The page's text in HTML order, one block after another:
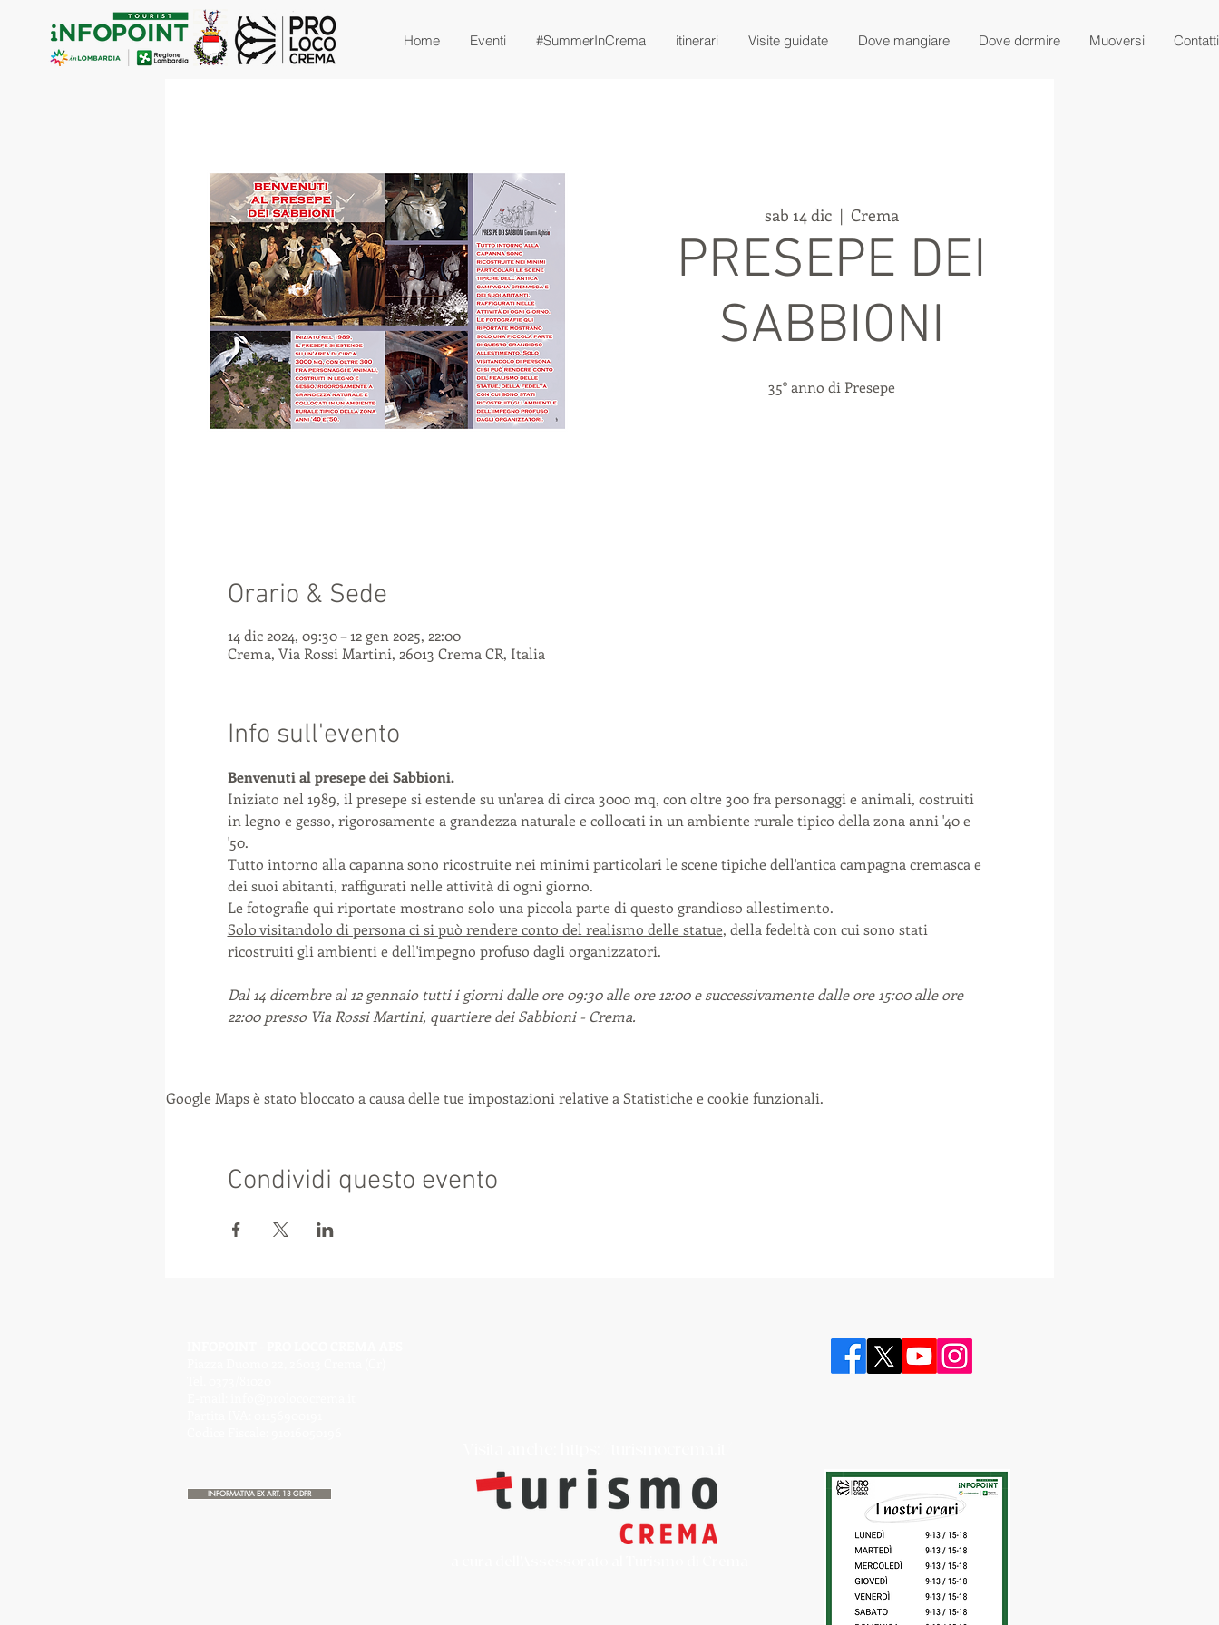
Home Eventi #SummerInCrema itinerari Visite guidate Dove mangiare Dove dormire Muoversi Contatti
sab 14 dic
  |
Crema
PRESEPE DEI
SABBIONI
35° anno di Presepe
Orario & Sede
14 dic 2024, 09:30 – 12 gen 2025, 22:00
Crema, Via Rossi Martini, 26013 Crema CR, Italia
Info sull'evento
Benvenuti al presepe dei Sabbioni.
Iniziato nel 1989, il presepe si estende su un'area di circa 3000 mq, con oltre 300 fra personaggi e animali, costruiti
in legno e gesso, rigorosamente a grandezza naturale e collocati in un ambiente rurale tipico della zona anni '40 e
'50.
Tutto intorno alla capanna sono ricostruite nei minimi particolari le scene tipiche dell'antica campagna cremasca e
dei suoi abitanti, raffigurati nelle attività di ogni giorno.
Le fotografie qui riportate mostrano solo una piccola parte di questo grandioso allestimento.
Solo visitandolo di persona ci si può rendere conto del realismo delle statue, della fedeltà con cui sono stati
ricostruiti gli ambienti e dell'impegno profuso dagli organizzatori.
Dal 14 dicembre al 12 gennaio tutti i giorni dalle ore 09:30 alle ore 12:00 e successivamente dalle ore 15:00 alle ore
22:00 presso Via Rossi Martini, quartiere dei Sabbioni - Crema.
Google Maps è stato bloccato a causa delle tue impostazioni relative a Statistiche e cookie funzionali.
Condividi questo evento
INFORMATIVA EX ART. 13 GDPR